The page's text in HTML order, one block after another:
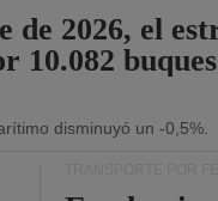
de 2026, el
10.082
disminuyó un -0,5%.